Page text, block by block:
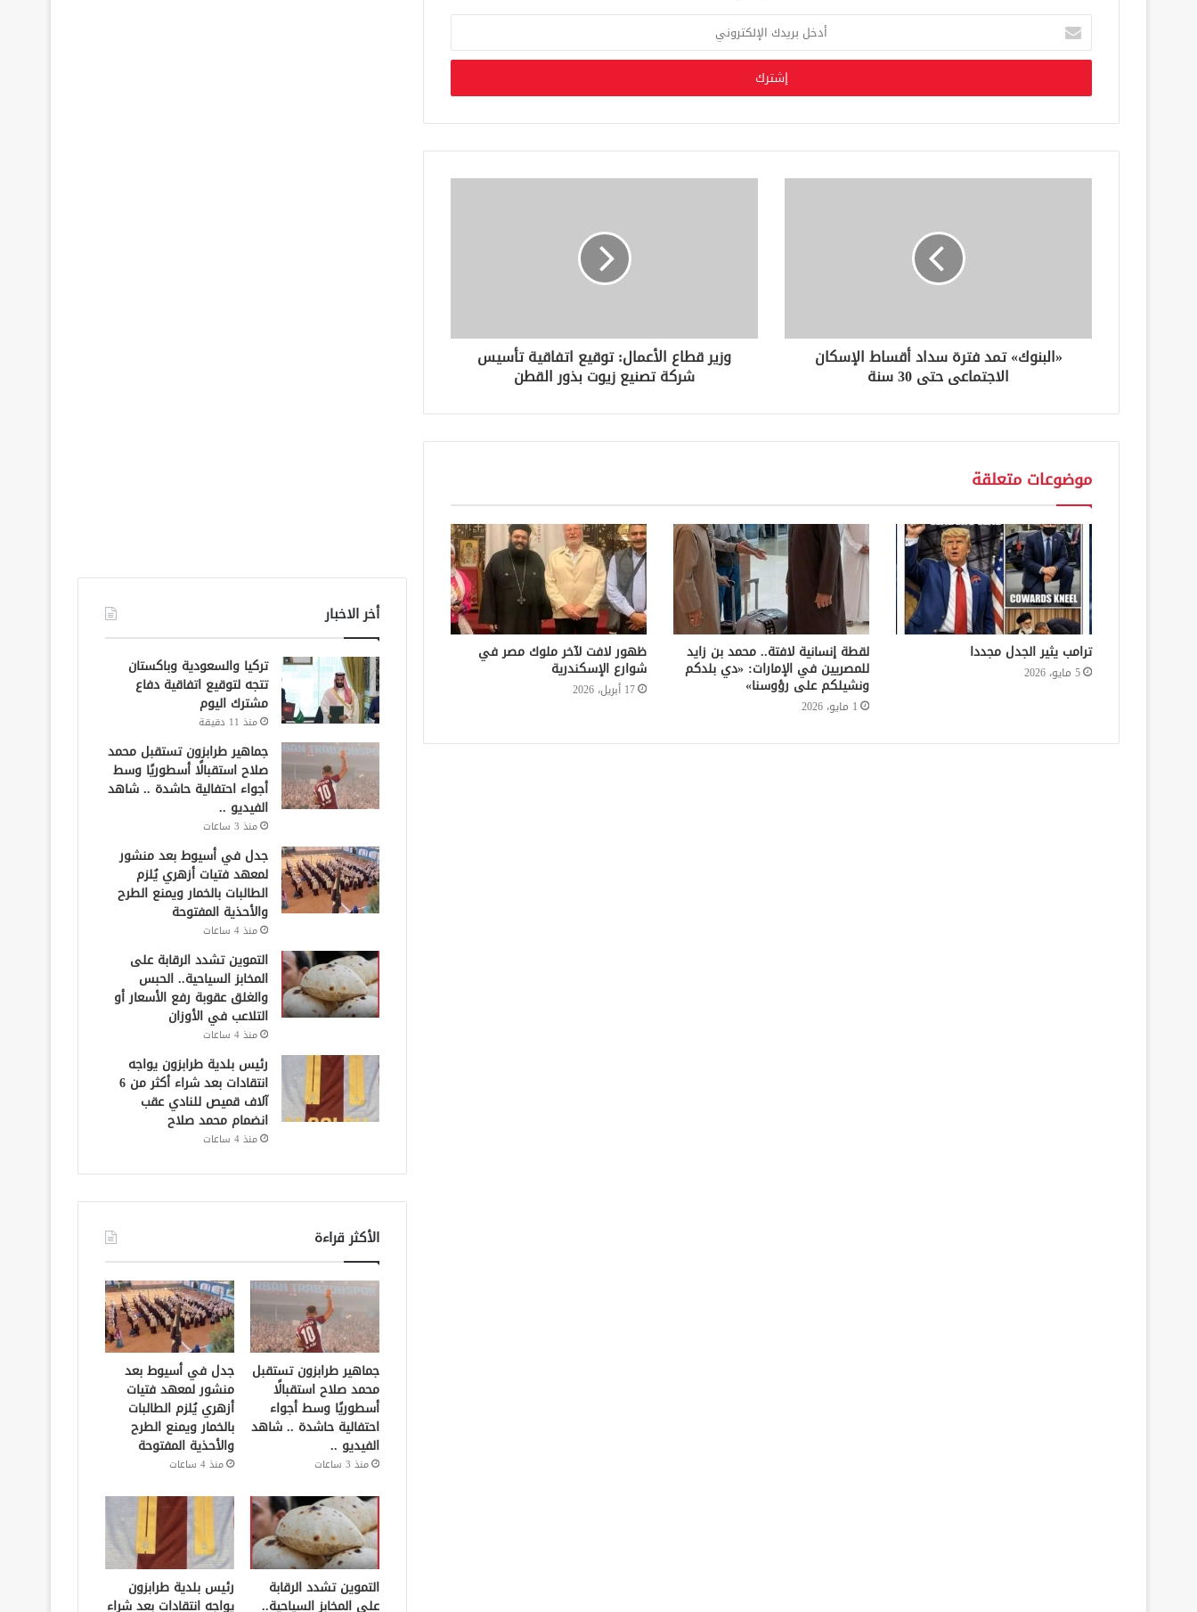
خ
ب
ر
د
ك
ن
«البنوك» تمد فترة سداد أقساط الإسكان
الاجتماعى حتى 30 سنة
وزير قطاع الأعمال: توقيع اتفاقية تأسيس
شركة تصنيع زيوت بذور القطن
موضوعات متعلقة
ترامب يثير الجدل مجددا
5 مايو، 2026
لقطة إنسانية لافتة.. محمد بن زايد
للمصريين في الإمارات: «دي بلدكم
ونشيلكم على رؤوسنا»
1 مايو، 2026
ظهور لافت لآخر ملوك مصر في
شوارع الإسكندرية
17 أبريل، 2026
أخر الاخبار
تركيا والسعودية وباكستان
تتجه لتوقيع اتفاقية دفاع
مشترك اليوم
منذ 11 دقيقة
جماهير طرابزون تستقبل محمد
صلاح استقبالًا أسطوريًا وسط
أجواء احتفالية حاشدة .. شاهد
الفيديو ..
منذ 3 ساعات
جدل في أسيوط بعد منشور
لمعهد فتيات أزهري يُلزم
الطالبات بالخمار ويمنع الطرح
والأحذية المفتوحة
منذ 4 ساعات
التموين تشدد الرقابة على
المخابز السياحية.. الحبس
والغلق عقوبة رفع الأسعار أو
التلاعب في الأوزان
منذ 4 ساعات
رئيس بلدية طرابزون يواجه
انتقادات بعد شراء أكثر من 6
آلاف قميص للنادي عقب
انضمام محمد صلاح
منذ 4 ساعات
الأكثر قراءة
جماهير طرابزون تستقبل
محمد صلاح استقبالًا
أسطوريًا وسط أجواء
احتفالية حاشدة .. شاهد
الفيديو ..
منذ 3 ساعات
جدل في أسيوط بعد
منشور لمعهد فتيات
أزهري يُلزم الطالبات
بالخمار ويمنع الطرح
والأحذية المفتوحة
منذ 4 ساعات
التموين تشدد الرقابة
على المخابز السياحية..
رئيس بلدية طرابزون
يواجه انتقادات بعد شراء